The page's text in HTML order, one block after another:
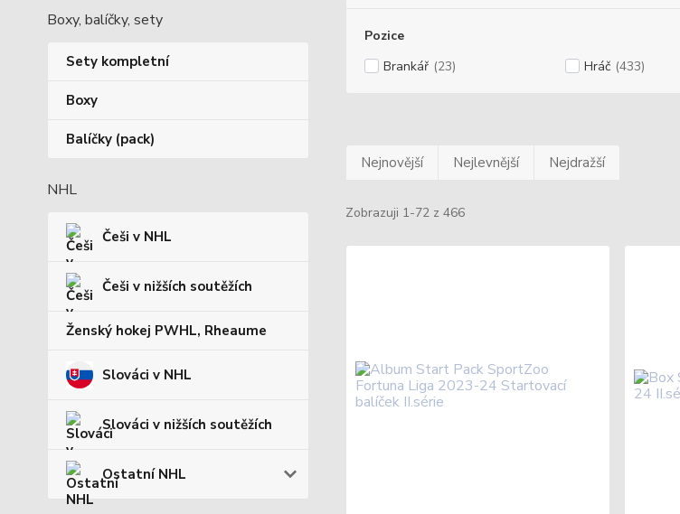
Boxy, balíčky, sety
Sety kompletní
Boxy
Balíčky (pack)
NHL
Češi v NHL
Češi v nižších soutěžích
Ženský hokej PWHL, Rheaume
Slováci v NHL
Slováci v nižších soutěžích
Ostatní NHL
Pozice
Brankář (23) Hráč (433)
Nejnovější Nejlevnější Nejdražší
Zobrazuji 1-72 z 466